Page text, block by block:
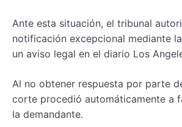
Ante esta situación, el tribunal
notificación excepcional mediante
un aviso legal en el diario Los
Al no obtener respuesta por parte
corte procedió automáticamente a
la demandante.